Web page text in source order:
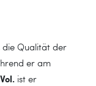
die Qualität der
er am
ist er